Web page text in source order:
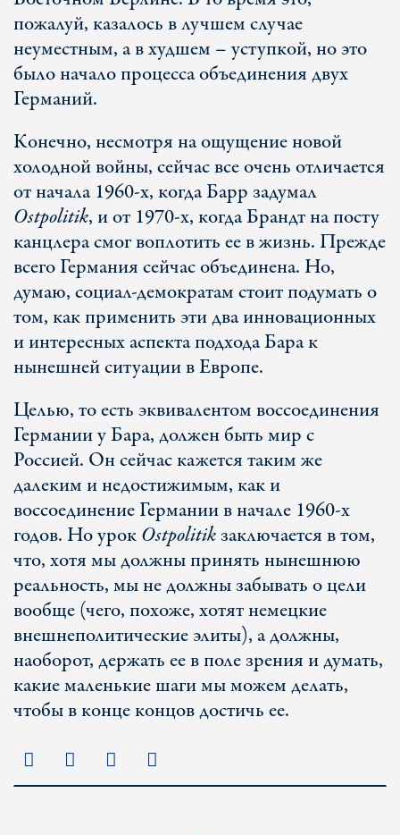
пожалуй, казалось в лучшем случае
неуместным, а в худшем – уступкой, но это
было начало процесса объединения двух
Германий.
Конечно, несмотря на ощущение новой
холодной войны, сейчас все очень отличается
от начала 1960-х, когда Барр задумал
Ostpolitik, и от 1970-х, когда Брандт на посту
канцлера смог воплотить ее в жизнь. Прежде
всего Германия сейчас объединена. Но,
думаю, социал-демократам стоит подумать о
том, как применить эти два инновационных
и интересных аспекта подхода Бара к
нынешней ситуации в Европе.
Целью, то есть эквивалентом воссоединения
Германии у Бара, должен быть мир с
Россией. Он сейчас кажется таким же
далеким и недостижимым, как и
воссоединение Германии в начале 1960-х
годов. Но урокOstpolitikзаключается в том,
что, хотя мы должны принять нынешнюю
реальность, мы не должны забывать о цели
вообще (чего, похоже, хотят немецкие
внешнеполитические элиты), а должны,
наоборот, держать ее в поле зрения и думать,
какие маленькие шаги мы можем делать,
чтобы в конце концов достичь ее.